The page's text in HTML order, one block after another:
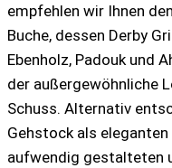
empfehlen wir Ihnen
Buche, dessen Derby
Ebenholz, Padouk und
der außergewöhnliche
Schuss. Alternativ
Gehstock als
aufwendig gestalteten